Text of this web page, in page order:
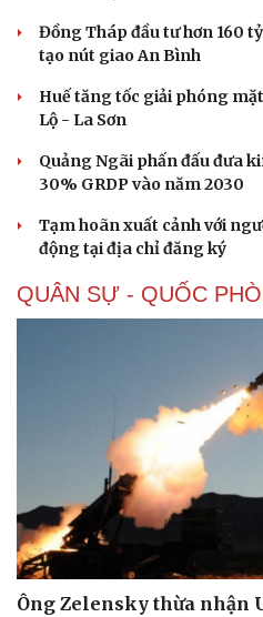
Làm đẹp - giảm cân
Phòng mạch online
Ăn sạch sống khỏe
Đồng Tháp đầu tư hơn 160
tạo nút giao An Bình
Huế tăng tốc giải phóng
Lộ - La Sơn
Quảng Ngãi phấn đấu đưa
30% GRDP vào năm 2030
Tạm hoãn xuất cảnh với
động tại địa chỉ đăng ký
QUÂN SỰ - QUỐC
Ông Zelensky thừa nhận